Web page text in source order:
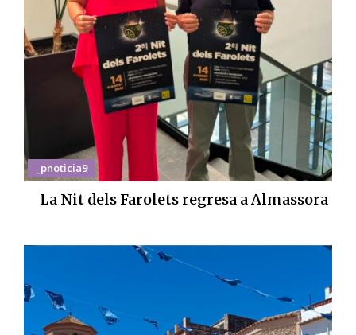
_pnoticia9
La Nit dels Farolets regresa a Almassora